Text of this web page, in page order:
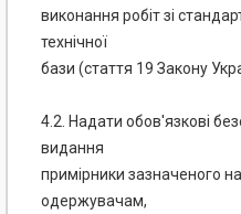
виконання робіт зі
технічної
бази (стаття 19 Закону
4.2. Надати обов'язкові
видання
примірники зазначеного
одержувачам,